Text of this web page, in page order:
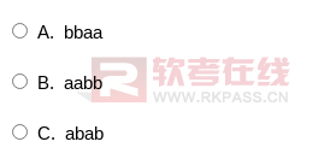
A. bbaa
B. aabb
C. abab